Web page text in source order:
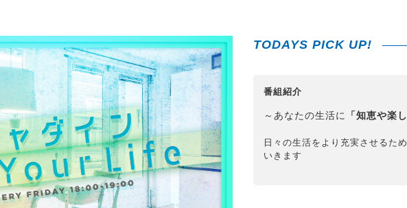
TODAYS PICK UP!
番組紹介
～あなたの生活に 「知恵や楽
日々の生活をより充実させるた
いきます